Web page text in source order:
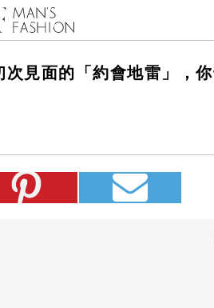
見面的「約會地雷」，